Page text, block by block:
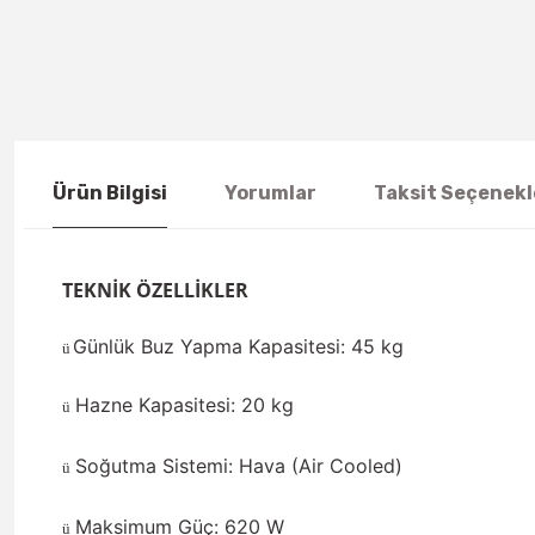
Ürün Bilgisi Yorumlar Taksit
TEKNİK ÖZELLİKLER
ü Günlük Buz Yapma Kapasitesi: 45 kg
ü Hazne Kapasitesi: 20 kg
ü Soğutma Sistemi: Hava (Air Cooled)
ü Maksimum Güç: 620 W